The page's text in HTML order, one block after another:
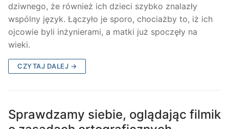
dziwnego, że również ich dzieci szybko znalazły
wspólny język. Łączyło je sporo, chociażby to, iż ich
ojcowie byli inżynierami, a matki już spoczęły na
wieki.
CZYTAJ DALEJ →
Sprawdzamy siebie, oglądając filmik